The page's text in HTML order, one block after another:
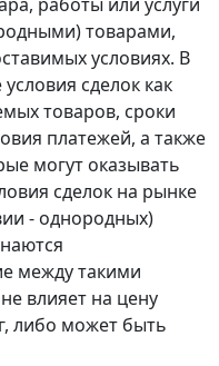
работы или услуги
товарами,
условиях. В
сделок как
товаров, сроки
платежей, а также
могут оказывать
сделок на рынке
- однородных)
между такими
влияет на цену
либо может быть